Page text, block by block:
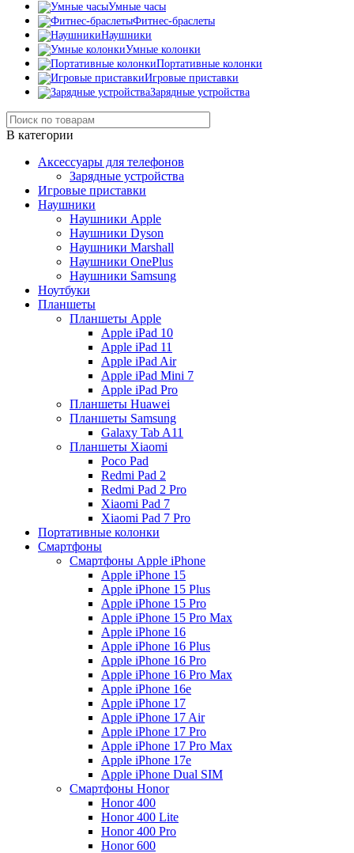
Умные часы
Фитнес-браслеты
Наушники
Умные колонки
Портативные колонки
Игровые приставки
Зарядные устройства
В категории
Аксессуары для телефонов
Зарядные устройства
Игровые приставки
Наушники
Наушники Apple
Наушники Dyson
Наушники Marshall
Наушники OnePlus
Наушники Samsung
Ноутбуки
Планшеты
Планшеты Apple
Apple iPad 10
Apple iPad 11
Apple iPad Air
Apple iPad Mini 7
Apple iPad Pro
Планшеты Huawei
Планшеты Samsung
Galaxy Tab A11
Планшеты Xiaomi
Poco Pad
Redmi Pad 2
Redmi Pad 2 Pro
Xiaomi Pad 7
Xiaomi Pad 7 Pro
Портативные колонки
Смартфоны
Смартфоны Apple iPhone
Apple iPhone 15
Apple iPhone 15 Plus
Apple iPhone 15 Pro
Apple iPhone 15 Pro Max
Apple iPhone 16
Apple iPhone 16 Plus
Apple iPhone 16 Pro
Apple iPhone 16 Pro Max
Apple iPhone 16e
Apple iPhone 17
Apple iPhone 17 Air
Apple iPhone 17 Pro
Apple iPhone 17 Pro Max
Apple iPhone 17e
Apple iPhone Dual SIM
Смартфоны Honor
Honor 400
Honor 400 Lite
Honor 400 Pro
Honor 600